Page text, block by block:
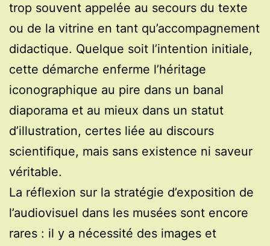
trop souvent appelée au secours du texte
ou de la vitrine en tant qu’accompagnement
didactique. Quelque soit l’intention initiale,
cette démarche enferme l’héritage
iconographique au pire dans un banal
diaporama et au mieux dans un statut
d’illustration, certes liée au discours
scientifique, mais sans existence ni saveur
véritable.
La réflexion sur la stratégie d’exposition de
l’audiovisuel dans les musées sont encore
rares : il y a nécessité des images et